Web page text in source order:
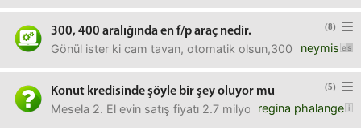
(8)
300, 400 aralığında en f/p araç nedir.
neymis
Gönül ister ki cam tavan, otomatik olsun,300, 400
(5)
Konut kredisinde şöyle bir şey oluyor mu
regina phalange
Mesela 2. El evin satış fiyatı 2.7 milyon ama expertiz